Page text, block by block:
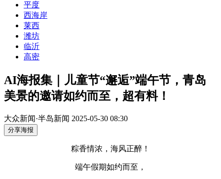
平度
西海岸
莱西
潍坊
临沂
高密
AI海报集｜儿童节“邂逅”端午节，青岛
美景的邀请如约而至，超有料！
大众新闻·半岛新闻 2025-05-30 08:30
分享海报
粽香情浓，海风正醉！
端午假期如约而至，